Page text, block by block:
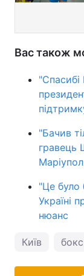
Вас також
"Спасибі
"Бачив
гравець
"Це
Україні
нюанс
Київ бокс